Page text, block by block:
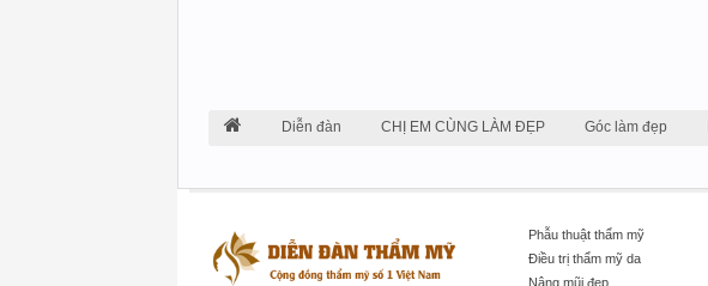
Diễn đàn CHỊ EM CÙNG LÀM ĐẸP Góc làm đẹp
Phẫu thuật thẩm mỹ
Điều trị thẩm mỹ da
Nâng mũi đẹp